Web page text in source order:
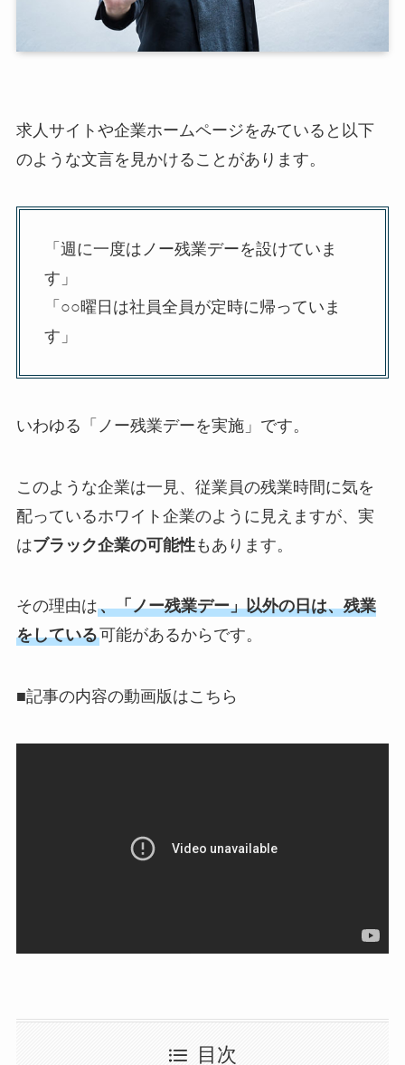
求人サイトや企業ホームページをみていると以下
のような文言を見かけることがあります。
「週に一度はノー残業デーを設けていま
す」
「○○曜日は社員全員が定時に帰っていま
す」
いわゆる「ノー残業デーを実施」です。
このような企業は一見、従業員の残業時間に気を
配っているホワイト企業のように見えますが、実
はブラック企業の可能性もあります。
その理由は、「ノー残業デー」以外の日は、残業
をしている可能があるからです。
■記事の内容の動画版はこちら
目次